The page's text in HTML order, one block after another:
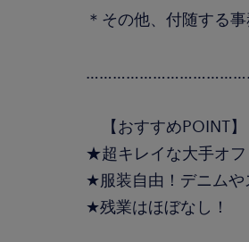
＊その他、付随する
【おすすめPOINT】
★超キレイな大手オフ
★服装自由！デニムや
★残業はほぼなし！